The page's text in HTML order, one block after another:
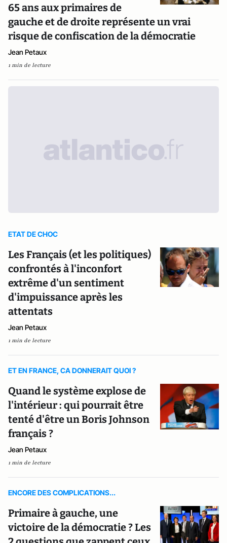
65 ans aux primaires de
gauche et de droite représente un vrai
risque de confiscation de la démocratie
Jean Petaux
1 min de lecture
ETAT DE CHOC
Les Français (et les politiques)
confrontés à l'inconfort
extrême d'un sentiment
d'impuissance après les
attentats
Jean Petaux
1 min de lecture
ET EN FRANCE, CA DONNERAIT QUOI ?
Quand le système explose de
l'intérieur : qui pourrait être
tenté d'être un Boris Johnson
français ?
Jean Petaux
1 min de lecture
ENCORE DES COMPLICATIONS...
Primaire à gauche, une
victoire de la démocratie ? Les